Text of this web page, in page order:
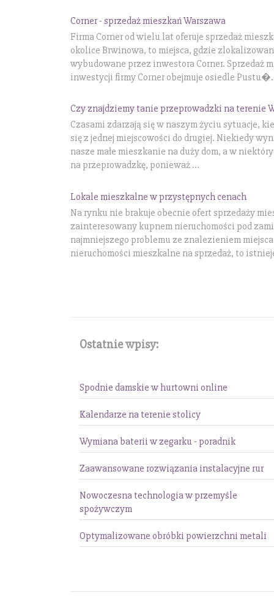
Corner - sprzedaż mieszkań Warszawa
Firma Corner od wielu lat oferuje sprzedaż
okolice Brwinowa, to miejsca, gdzie
wybudowane przez inwestora Corner. Sprzedaż
inwestycji firmy Corner obejmuje osiedle
Czy znajdziemy tanie przeprowadzki na terenie
Czasami zdarzają się w naszym życiu sytuacje,
się z jednej miejscowości do drugiej. Niekiedy
nasze małe mieszkanie na duży dom, a w
na przeprowadzkę, ponieważ ...
Lokale mieszkalne w przystępnych cenach
Na rynku nie brakuje obecnie ofert sprzedaży
zainteresowany kupnem nieruchomości pod
najmniejszego problemu ze znalezieniem
nieruchomości mieszkalne na sprzedaż, to
Ostatnie wpisy:
Spodnie damskie w hurtowni online
Kalendarze na terenie stolicy
Wymiana baterii w zegarku - poradnik
Zaawansowane rozwiązania instalacyjne rur
Nowoczesna technologia w przemyśle
spożywczym
Optymalizowane obróbki powierzchni metali